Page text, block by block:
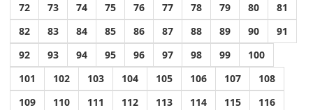
72
73 74 75 76 77 78 79 80
81
82
83 84 85 86 87 88 89 90
91
92
93 94 95 96 97 98 99
100
101
102 103 104 105 106 107
108
109
110 111 112 113 114 115
116